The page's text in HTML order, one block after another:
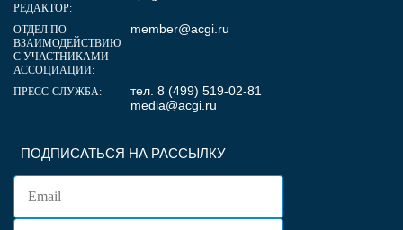
ПОДПИСАТЬСЯ НА РАССЫЛКУ
РЕДАКТОР:
ОТДЕЛ ПО
ВЗАИМОДЕЙСТВИЮ
С УЧАСТНИКАМИ
АССОЦИАЦИИ:
member@acgi.ru
ПРЕСС-СЛУЖБА:
тел. 8 (499) 519-02-81
media@acgi.ru